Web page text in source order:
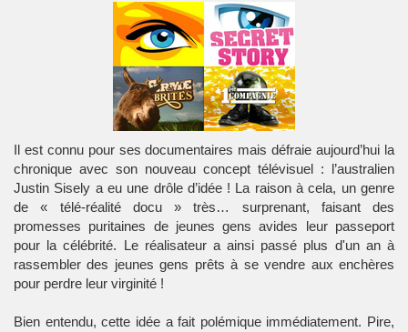
Il est connu pour ses documentaires mais défraie aujourd’hui la
chronique avec son nouveau concept télévisuel : l’australien
Justin Sisely a eu une drôle d’idée ! La raison à cela, un genre
de « télé-réalitédocu » très… surprenant, faisant des
promesses puritaines de jeunes gens avides leur passeport
pour lacélébrité. Le réalisateur a ainsi passé plus d'un an à
rassembler des jeunes gens prêts à sevendre aux enchères
pour perdre leur virginité !
Bien entendu, cette idée a fait polémiqueimmédiatement. Pire,